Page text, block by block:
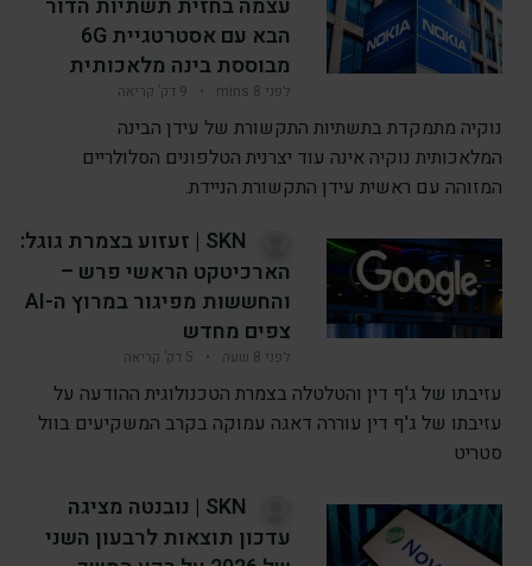
עצמה בחזית תשתיות הדור
הבא עם אסטרטגיית 6G
מבוססת בינה מלאכותית
לפני 8 mins • 9 דק’ קריאה
נוקיה מתמקדת בתשתיות התקשורת של עידן הבינה
המלאכותית נוקיה אינה עוד יצרנית הטלפונים הסלולריים
המזוהה עם ראשית עידן התקשורת הניידת.
SKN | זעזוע בצמרת גוגל:
הארכיטקט הראשי פרש –
והחששות מפיגור במרוץ ה-AI
צפים מחדש
לפני 8 שעה • 5 דק’ קריאה
עזיבתו של ג'ף דין והטלטלה בצמרת הטכנולוגית ההודעה על
עזיבתו של ג'ף דין עוררה דאגה עמוקה בקרב המשקיעים בוול
סטריט
SKN | נובנטה מציגה
עדכון תוצאות לרבעון השני